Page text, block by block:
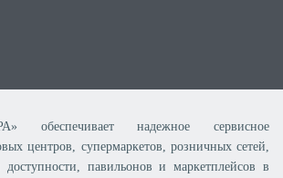
обеспечивает надежное сервисное
центров, супермаркетов, розничных сетей,
павильонов и маркетплейсов в